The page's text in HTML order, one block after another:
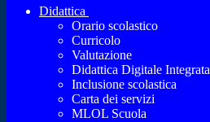
Didattica
Orario scolastico
Curricolo
Valutazione
Didattica Digitale Integrata
Inclusione scolastica
Carta dei servizi
MLOL Scuola